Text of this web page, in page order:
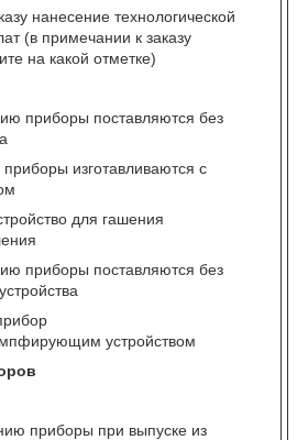
нанесение технологической
(в примечании к заказу
на какой отметке)
приборы поставляются без
приборы изготавливаются с
для гашения
приборы поставляются без
устройством
приборы при выпуске из